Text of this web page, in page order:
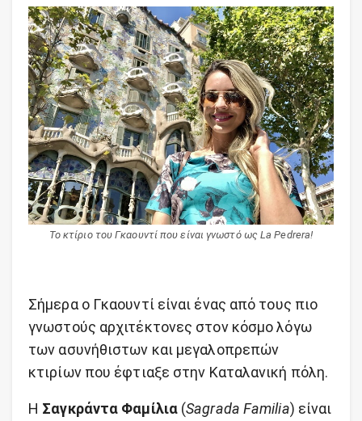
Το κτίριο του Γκαουντί που είναι γνωστό ως La Pedrera!
Σήμερα ο Γκαουντί είναι ένας από τους πιο
γνωστούς αρχιτέκτονες στον κόσμο λόγω
των ασυνήθιστων και μεγαλοπρεπών
κτιρίων που έφτιαξε στην Καταλανική πόλη.
Η Σαγκράντα Φαμίλια(Sagrada Familia) είναι